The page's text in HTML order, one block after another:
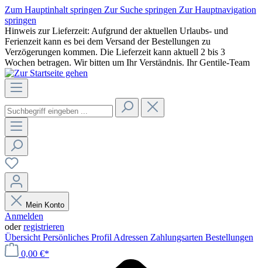
Zum Hauptinhalt springen Zur Suche springen Zur Hauptnavigation
springen
Hinweis zur Lieferzeit: Aufgrund der aktuellen Urlaubs- und
Ferienzeit kann es bei dem Versand der Bestellungen zu
Verzögerungen kommen. Die Lieferzeit kann aktuell 2 bis 3
Wochen betragen. Wir bitten um Ihr Verständnis. Ihr Gentile-Team
Mein Konto
Anmelden
oderregistrieren
Übersicht Persönliches Profil Adressen Zahlungsarten Bestellungen
0,00 €*